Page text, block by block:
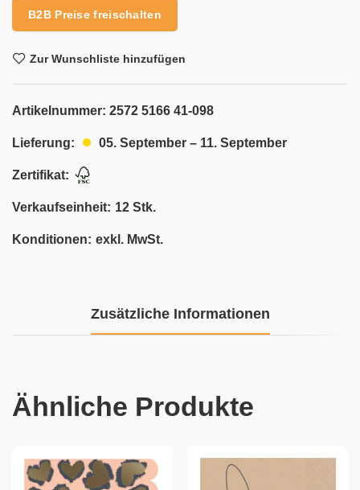
B2B Preise freischalten
Zur Wunschliste hinzufügen
Artikelnummer: 2572 5166 41-098
Lieferung: 05. September – 11. September
Zertifikat:
Verkaufseinheit: 12 Stk.
Konditionen: exkl. MwSt.
Zusätzliche Informationen
Ähnliche Produkte